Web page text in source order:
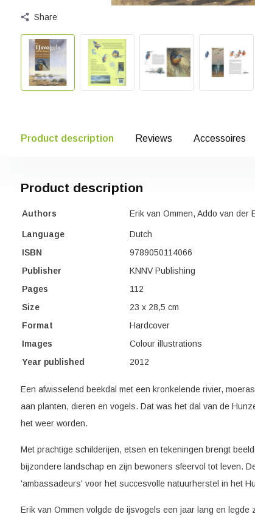
Share
Product description Reviews Accessoires
Product description
Authors Erik van Ommen, Addo van der
Language
Dutch
ISBN
9789050114066
Publisher
KNNV Publishing
Pages
112
Size
23 x 28,5 cm
Format
Hardcover
Images
Colour illustrations
Year published
2012
Een afwisselend beekdal met een kronkelende rivier,
aan planten, dieren en vogels. Dat was het dal van de
het weer worden.
Met prachtige schilderijen, etsen en tekeningen brengt
bijzondere landschap en zijn bewoners sfeervol tot leven.
'ambassadeurs' voor het succesvolle natuurherstel in het
Erik van Ommen volgde de ijsvogels een jaar lang en legde